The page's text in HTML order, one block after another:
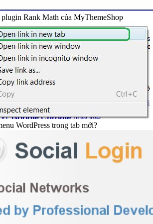
Rank Math của MyThemeShop
WordPress trong tab mới?